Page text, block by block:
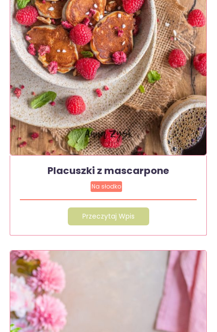
Placuszki z mascarpone
Na słodko
Przeczytaj Wpis